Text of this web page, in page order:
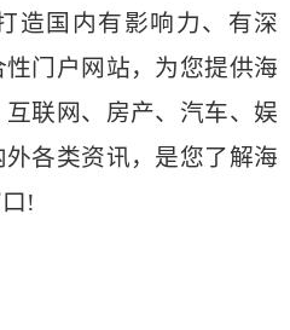
造国内有影响力、有深
门户网站，为您提供海
联网、房产、汽车、娱
各类资讯，是您了解海
!